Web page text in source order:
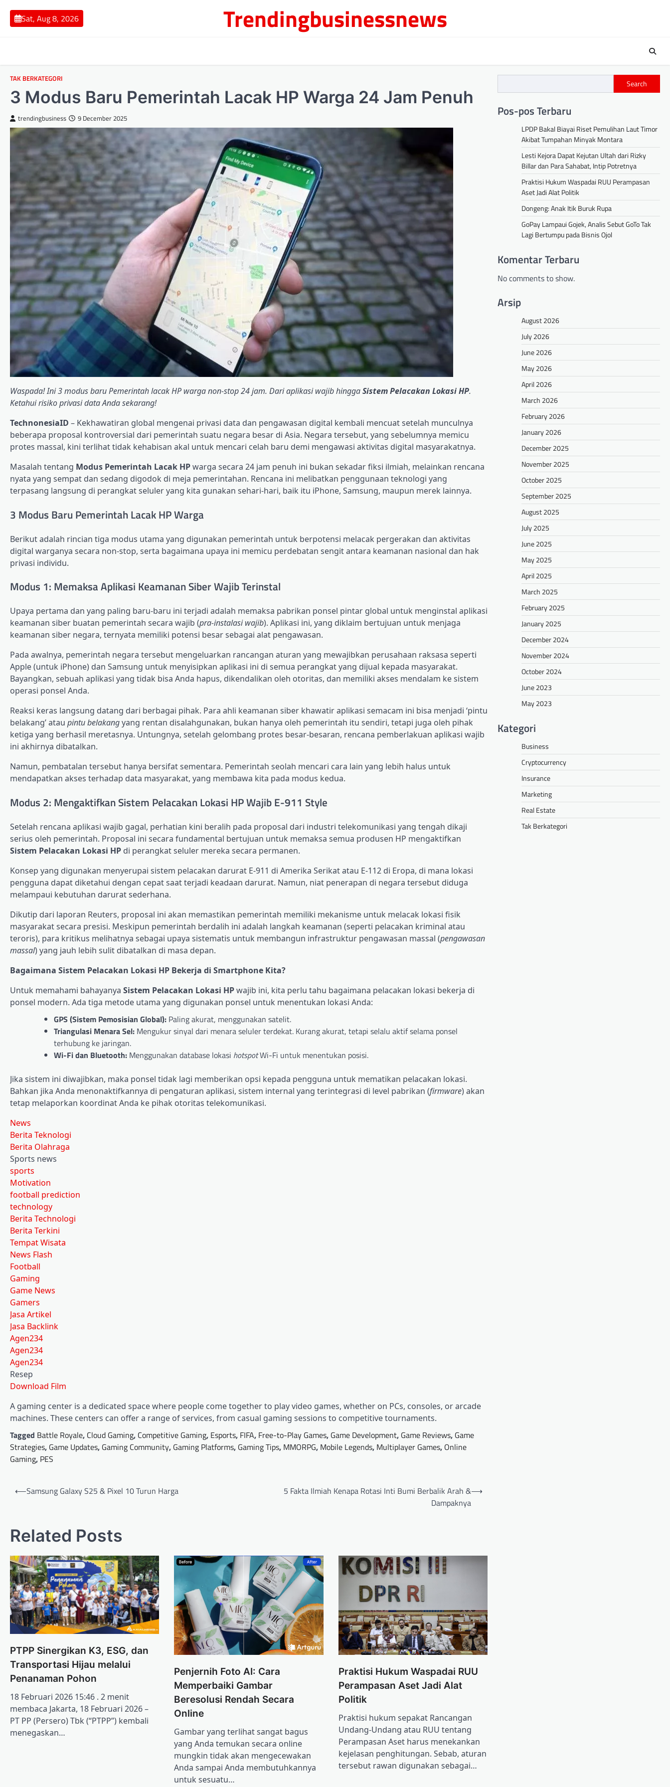
content
Sat, Aug 8, 2026 Trendingbusinessnews
TAK BERKATEGORI
3 Modus Baru Pemerintah Lacak HP Warga 24 Jam Penuh
trendingbusiness 9 December 2025
Waspada! Ini 3 modus baru Pemerintah lacak HP warga non-stop 24 jam. Dari aplikasi wajib hinggaSistem Pelacakan Lokasi HP.
Ketahui risiko privasi data Anda sekarang!
TechnonesiaID – Kekhawatiran global mengenai privasi data dan pengawasan digital kembali mencuat setelah munculnya
beberapa proposal kontroversial dari pemerintah suatu negara besar di Asia. Negara tersebut, yang sebelumnya memicu
protes massal, kini terlihat tidak kehabisan akal untuk mencari celah baru demi mengawasi aktivitas digital masyarakatnya.
Masalah tentang Modus Pemerintah Lacak HPwarga secara 24 jam penuh ini bukan sekadar fiksi ilmiah, melainkan rencana
nyata yang sempat dan sedang digodok di meja pemerintahan. Rencana ini melibatkan penggunaan teknologi yang
terpasang langsung di perangkat seluler yang kita gunakan sehari-hari, baik itu iPhone, Samsung, maupun merek lainnya.
3 Modus Baru Pemerintah Lacak HP Warga
Berikut adalah rincian tiga modus utama yang digunakan pemerintah untuk berpotensi melacak pergerakan dan aktivitas
digital warganya secara non-stop, serta bagaimana upaya ini memicu perdebatan sengit antara keamanan nasional dan hak
privasi individu.
Modus 1: Memaksa Aplikasi Keamanan Siber Wajib Terinstal
Upaya pertama dan yang paling baru-baru ini terjadi adalah memaksa pabrikan ponsel pintar global untuk menginstal aplikasi
keamanan siber buatan pemerintah secara wajib (pra-instalasi wajib). Aplikasi ini, yang diklaim bertujuan untuk menjaga
keamanan siber negara, ternyata memiliki potensi besar sebagai alat pengawasan.
Pada awalnya, pemerintah negara tersebut mengeluarkan rancangan aturan yang mewajibkan perusahaan raksasa seperti
Apple (untuk iPhone) dan Samsung untuk menyisipkan aplikasi ini di semua perangkat yang dijual kepada masyarakat.
Bayangkan, sebuah aplikasi yang tidak bisa Anda hapus, dikendalikan oleh otoritas, dan memiliki akses mendalam ke sistem
operasi ponsel Anda.
Reaksi keras langsung datang dari berbagai pihak. Para ahli keamanan siber khawatir aplikasi semacam ini bisa menjadi ‘pintu
belakang’ atau pintu belakangyang rentan disalahgunakan, bukan hanya oleh pemerintah itu sendiri, tetapi juga oleh pihak
ketiga yang berhasil meretasnya. Untungnya, setelah gelombang protes besar-besaran, rencana pemberlakuan aplikasi wajib
ini akhirnya dibatalkan.
Namun, pembatalan tersebut hanya bersifat sementara. Pemerintah seolah mencari cara lain yang lebih halus untuk
mendapatkan akses terhadap data masyarakat, yang membawa kita pada modus kedua.
Modus 2: Mengaktifkan Sistem Pelacakan Lokasi HP Wajib E-911 Style
Setelah rencana aplikasi wajib gagal, perhatian kini beralih pada proposal dari industri telekomunikasi yang tengah dikaji
serius oleh pemerintah. Proposal ini secara fundamental bertujuan untuk memaksa semua produsen HP mengaktifkan
Sistem Pelacakan Lokasi HP di perangkat seluler mereka secara permanen.
Konsep yang digunakan menyerupai sistem pelacakan darurat E-911 di Amerika Serikat atau E-112 di Eropa, di mana lokasi
pengguna dapat diketahui dengan cepat saat terjadi keadaan darurat. Namun, niat penerapan di negara tersebut diduga
melampaui kebutuhan darurat sederhana.
Dikutip dari laporan Reuters, proposal ini akan memastikan pemerintah memiliki mekanisme untuk melacak lokasi fisik
masyarakat secara presisi. Meskipun pemerintah berdalih ini adalah langkah keamanan (seperti pelacakan kriminal atau
teroris), para kritikus melihatnya sebagai upaya sistematis untuk membangun infrastruktur pengawasan massal (pengawasan
massal) yang jauh lebih sulit dibatalkan di masa depan.
Bagaimana Sistem Pelacakan Lokasi HP Bekerja di Smartphone Kita?
Untuk memahami bahayanya Sistem Pelacakan Lokasi HPwajib ini, kita perlu tahu bagaimana pelacakan lokasi bekerja di
ponsel modern. Ada tiga metode utama yang digunakan ponsel untuk menentukan lokasi Anda:
GPS (Sistem Pemosisian Global): Paling akurat, menggunakan satelit.
Triangulasi Menara Sel: Mengukur sinyal dari menara seluler terdekat. Kurang akurat, tetapi selalu aktif selama ponsel
terhubung ke jaringan.
Wi-Fi dan Bluetooth: Menggunakan database lokasi hotspotWi-Fi untuk menentukan posisi.
Jika sistem ini diwajibkan, maka ponsel tidak lagi memberikan opsi kepada pengguna untuk mematikan pelacakan lokasi.
Bahkan jika Anda menonaktifkannya di pengaturan aplikasi, sistem internal yang terintegrasi di level pabrikan (firmware) akan
tetap melaporkan koordinat Anda ke pihak otoritas telekomunikasi.
News
Berita Teknologi
Berita Olahraga
Sports news
sports
Motivation
football prediction
technology
Berita Technologi
Berita Terkini
Tempat Wisata
News Flash
Football
Gaming
Game News
Gamers
Jasa Artikel
Jasa Backlink
Agen234
Agen234
Agen234
Resep
Download Film
A gaming center is a dedicated space where people come together to play video games, whether on PCs, consoles, or arcade
machines. These centers can offer a range of services, from casual gaming sessions to competitive tournaments.
Tagged Battle Royale, Cloud Gaming, Competitive Gaming, Esports, FIFA, Free-to-Play Games, Game Development, Game Reviews, Game
Strategies, Game Updates, Gaming Community, Gaming Platforms, Gaming Tips, MMORPG, Mobile Legends, Multiplayer Games, Online
Gaming, PES
Post
⟵Samsung Galaxy S25 & Pixel 10 Turun Harga
5 Fakta Ilmiah Kenapa Rotasi Inti Bumi Berbalik Arah &
Dampaknya
⟶
Related Posts
PTPP Sinergikan K3, ESG, dan
Transportasi Hijau melalui
Penanaman Pohon
18 Februari 2026 15:46 . 2 menit
membaca Jakarta, 18 Februari 2026 –
PT PP (Persero) Tbk (“PTPP”) kembali
menegaskan…
Penjernih Foto AI: Cara
Memperbaiki Gambar
Beresolusi Rendah Secara
Online
Gambar yang terlihat sangat bagus
yang Anda temukan secara online
mungkin tidak akan mengecewakan
Anda sampai Anda membutuhkannya
untuk sesuatu…
Praktisi Hukum Waspadai RUU
Perampasan Aset Jadi Alat
Politik
Praktisi hukum sepakat Rancangan
Undang-Undang atau RUU tentang
Perampasan Aset harus menekankan
kejelasan penghitungan. Sebab, aturan
tersebut rawan digunakan sebagai…
Search
Pos-pos Terbaru
LPDP Bakal Biayai Riset Pemulihan Laut Timor
Akibat Tumpahan Minyak Montara
Lesti Kejora Dapat Kejutan Ultah dari Rizky
Billar dan Para Sahabat, Intip Potretnya
Praktisi Hukum Waspadai RUU Perampasan
Aset Jadi Alat Politik
Dongeng: Anak Itik Buruk Rupa
GoPay Lampaui Gojek, Analis Sebut GoTo Tak
Lagi Bertumpu pada Bisnis Ojol
Komentar Terbaru
No comments to show.
Arsip
August 2026
July 2026
June 2026
May 2026
April 2026
March 2026
February 2026
January 2026
December 2025
November 2025
October 2025
September 2025
August 2025
July 2025
June 2025
May 2025
April 2025
March 2025
February 2025
January 2025
December 2024
November 2024
October 2024
June 2023
May 2023
Kategori
Business
Cryptocurrency
Insurance
Marketing
Real Estate
Tak Berkategori